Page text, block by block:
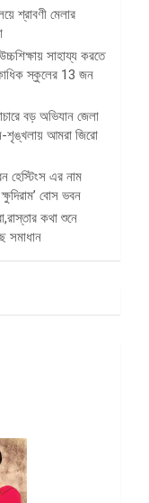
শ্রাবণী মেলার
সাহায্য করতে
স্কুলের 13 জন
বড় অভিযান জেলা
শৃঙ্খলায় আমরা জিরো
এর নাম
বোস ভবন
কথা শুনে
সমাধান